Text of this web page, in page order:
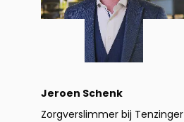
Jeroen Schenk
Zorgverslimmer bij Tenzinger